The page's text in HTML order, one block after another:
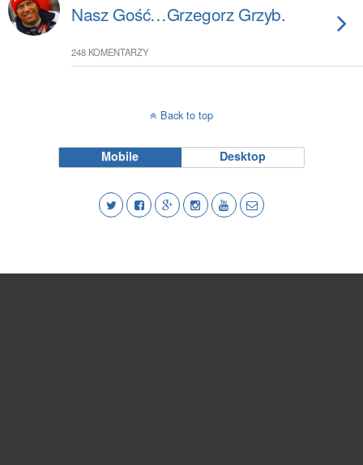
Nasz Gość…Grzegorz Grzyb.
248 KOMENTARZY
Back to top
Mobile Desktop